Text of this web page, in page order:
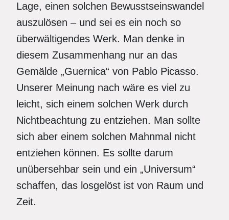
Lage, einen solchen Bewusstseinswandel
auszulösen – und sei es ein noch so
überwältigendes Werk. Man denke in
diesem Zusammenhang nur an das
Gemälde „Guernica“ von Pablo Picasso.
Unserer Meinung nach wäre es viel zu
leicht, sich einem solchen Werk durch
Nichtbeachtung zu entziehen. Man sollte
sich aber einem solchen Mahnmal nicht
entziehen können. Es sollte darum
unübersehbar sein und ein „Universum“
schaffen, das losgelöst ist von Raum und
Zeit.